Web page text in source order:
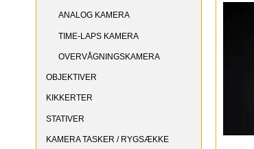
ANALOG KAMERA
TIME-LAPS KAMERA
OVERVÅGNINGSKAMERA
OBJEKTIVER
KIKKERTER
STATIVER
KAMERA TASKER / RYGSÆKKE